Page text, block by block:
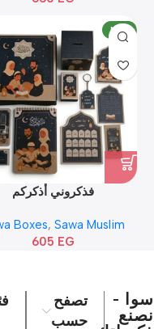
NEW
فذكروني أذكركم
Boxes, Sawa Muslim
605 EG
سوا -
نصنع
تصفح
حسب